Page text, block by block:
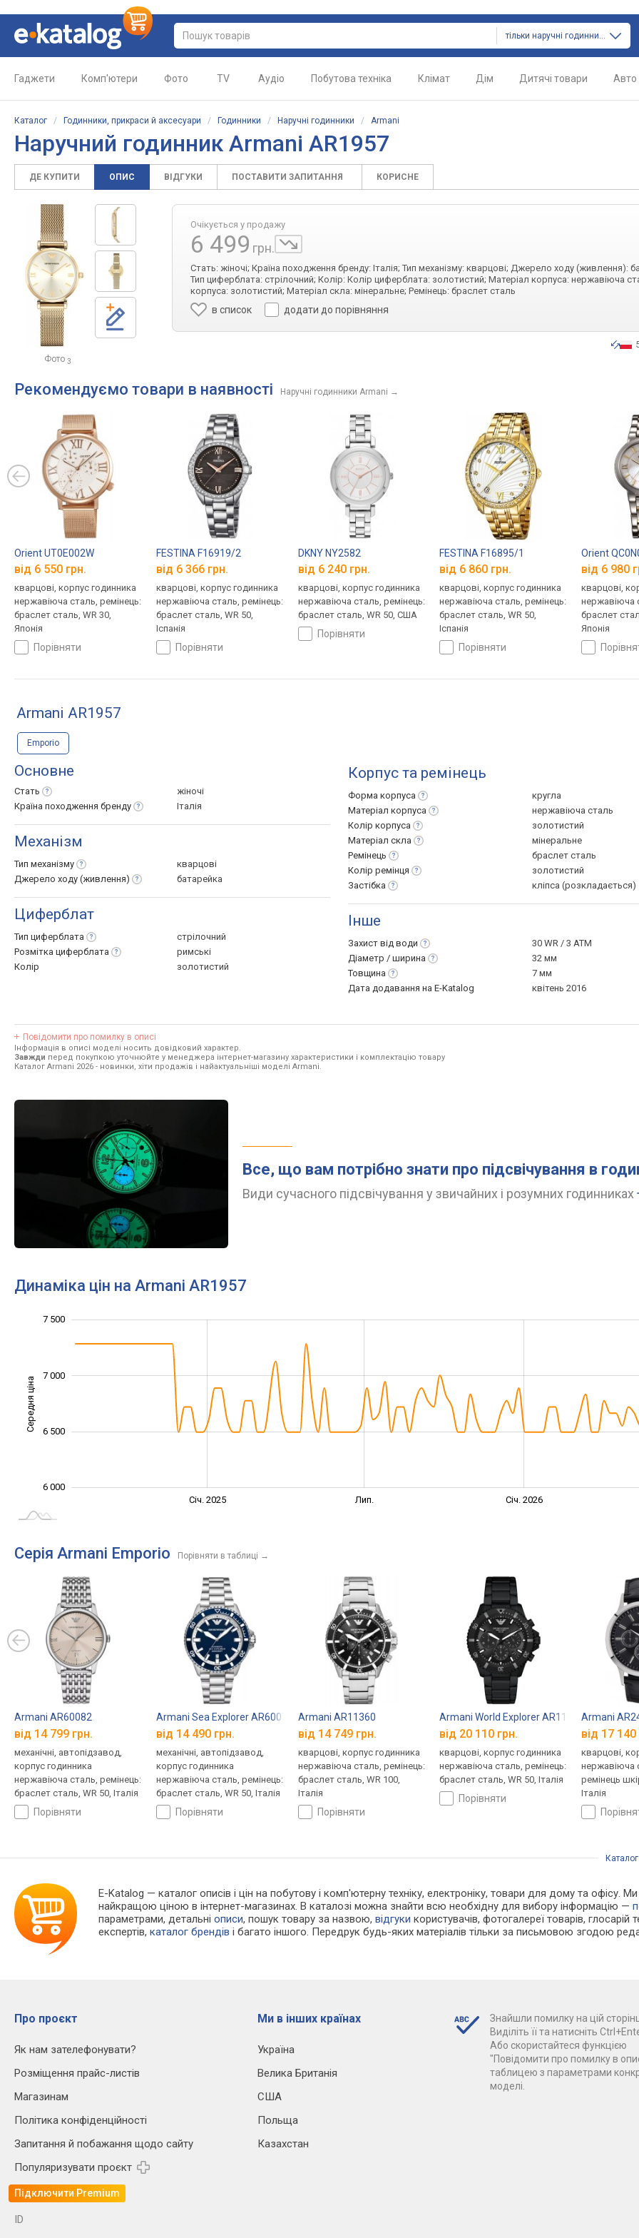
тільки наручні годинники
Гаджети Комп'ютери Фото TV Аудіо Побутова техніка Клімат Дім Дитячі товари Авто
Каталог / Годинники, прикраси й аксесуари / Годинники / Наручні годинники / Armani
Наручний годинник Armani AR1957
ДЕ КУПИТИ ОПИС ВІДГУКИ ПОСТАВИТИ ЗАПИТАННЯ КОРИСНЕ
Фото 3
Очікується у продажу
6 499 грн.
Стать: жіночі; Країна походження бренду: Італія; Тип механізму: кварцові; Джерело ходу (живлення):
Тип циферблата: стрілочний; Колір: Колір циферблата: золотистий; Матеріал корпуса: нержавіюча
корпуса: золотистий; Матеріал скла: мінеральне; Ремінець: браслет сталь
в список додати до порівняння
Рекомендуємо товари в наявності Наручні годинники Armani →
Orient UT0E002W
від 6 550 грн.
кварцові, корпус годинника
нержавіюча сталь, ремінець:
браслет сталь, WR 30,
Японія
порівняти
FESTINA F16919/2
від 6 366 грн.
кварцові, корпус годинника
нержавіюча сталь, ремінець:
браслет сталь, WR 50,
Іспанія
порівняти
DKNY NY2582
від 6 240 грн.
кварцові, корпус годинника
нержавіюча сталь, ремінець:
браслет сталь, WR 50, США
порівняти
FESTINA F16895/1
від 6 860 грн.
кварцові, корпус годинника
нержавіюча сталь, ремінець:
браслет сталь, WR 50,
Іспанія
порівняти
Orient
від 6 980
кварцові,
нержавіюча
браслет
Японія
Armani AR1957
Emporio
Основне
Стать
жіночі
Країна походження бренду Італія
Механізм
Тип механізму
кварцові
Джерело ходу (живлення) батарейка
Циферблат
Тип циферблата
стрілочний
Розмітка циферблата
римські
Колір
золотистий
Корпус та ремінець
Форма корпуса
кругла
Матеріал корпуса
нержавіюча сталь
Колір корпуса
золотистий
Матеріал скла
мінеральне
Ремінець
браслет сталь
Колір ремінця
золотистий
Застібка
кліпса (розкладається)
Інше
Захист від води
30 WR / 3 ATM
Діаметр / ширина
32 мм
Товщина
7 мм
Дата додавання на E-Katalog
квітень 2016
Повідомити про помилку в описі
Інформація в описі моделі носить довідковий характер.
Завжди перед покупкою уточнюйте у менеджера інтернет-магазину характеристики і комплектацію товару
Каталог Armani 2026 - новинки, хіти продажів і найактуальніші моделі Armani.
Все, що вам потрібно знати про підсвічування в
Види сучасного підсвічування у звичайних і розумних годинниках
Динаміка цін на Armani AR1957
Середня ціна
6 000
7 500
7 000
6 500
Січ. 2025 Лип. Січ. 2026
Серія Armani Emporio Порівняти в таблиці →
Armani AR60082
від 14 799 грн.
механічні, автопідзавод,
корпус годинника
нержавіюча сталь, ремінець:
браслет сталь, WR 50, Італія
порівняти
Armani Sea Explorer AR60079
від 14 490 грн.
механічні, автопідзавод,
корпус годинника
нержавіюча сталь, ремінець:
браслет сталь, WR 50, Італія
порівняти
Armani AR11360
від 14 749 грн.
кварцові, корпус годинника
нержавіюча сталь, ремінець:
браслет сталь, WR 100,
Італія
порівняти
Armani World Explorer AR11784
від 20 110 грн.
кварцові, корпус годинника
нержавіюча сталь, ремінець:
браслет сталь, WR 50, Італія
порівняти
Armani
від 17 140
кварцові,
нержавіюча
ремінець
Італія
Каталог
E-Katalog — каталог описів і цін на побутову і комп'ютерну техніку, електроніку, товари для дому та офісу.
найкращою ціною в інтернет-магазинах. В каталозі можна знайти всю необхідну для вибору інформацію —
параметрами, детальніописи, пошук товару за назвою,відгуки користувачів, фотогалереї товарів, глосарій
експертів,каталог брендів і багато іншого. Передрук будь-яких матеріалів тільки за письмовою згодою
Про проєкт
Як нам зателефонувати?
Розміщення прайс-листів
Магазинам
Політика конфіденційності
Запитання й побажання щодо сайту
Популяризувати проєкт
Підключити Premium
Ми в інших країнах
Україна
Велика Британія
США
Польща
Казахстан
Знайшли помилку на цій
Виділіть її та натисніть
Або скористайтеся функцією
"Повідомити про помилку в
таблицею з параметрами
моделі.
ID